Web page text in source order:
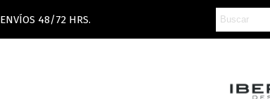
ENVÍOS 48/72 HRS.